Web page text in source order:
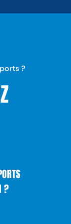
?
Olympique
?